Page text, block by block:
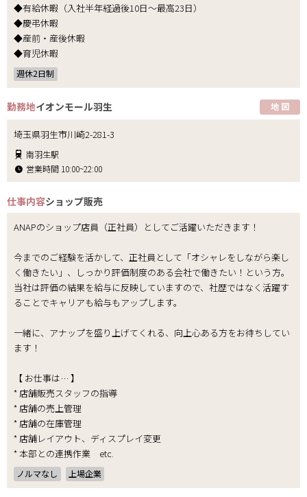
◆有給休暇（入社半年経過後10日～最高23日）
◆慶弔休暇
◆産前・産後休暇
◆育児休暇
週休2日制
勤務地イオンモール羽生 地 図
埼玉県羽生市川崎2-281-3
南羽生駅
営業時間 10:00~22:00
仕事内容ショップ販売
ANAPのショップ店員（正社員）としてご活躍いただきます！
今までのご経験を活かして、正社員として「オシャレをしながら楽し
く働きたい」、しっかり評価制度のある会社で働きたい！という方。
当社は評価の結果を給与に反映していますので、社歴ではなく活躍す
ることでキャリアも給与もアップします。
一緒に、アナップを盛り上げてくれる、向上心ある方をお待ちしてい
ます！
【 お仕事は… 】
* 店舗販売スタッフの指導
* 店舗の売上管理
* 店舗の在庫管理
* 店舗レイアウト、ディスプレイ変更
* 本部との連携作業 etc.
ノルマなし 上場企業